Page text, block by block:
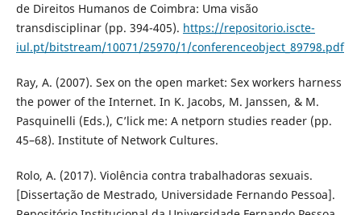
de Direitos Humanos de Coimbra: Uma visão
transdisciplinar (pp. 394-405). https://repositorio.iscte-
iul.pt/bitstream/10071/25970/1/conferenceobject_89798.pdf
Ray, A. (2007). Sex on the open market: Sex workers harness
the power of the Internet. In K. Jacobs, M. Janssen, & M.
Pasquinelli (Eds.), C’lick me: A netporn studies reader (pp.
45–68). Institute of Network Cultures.
Rolo, A. (2017). Violência contra trabalhadoras sexuais.
[Dissertação de Mestrado, Universidade Fernando Pessoa].